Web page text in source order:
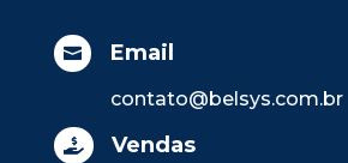
 Email
contato@belsys.com.br
 Vendas